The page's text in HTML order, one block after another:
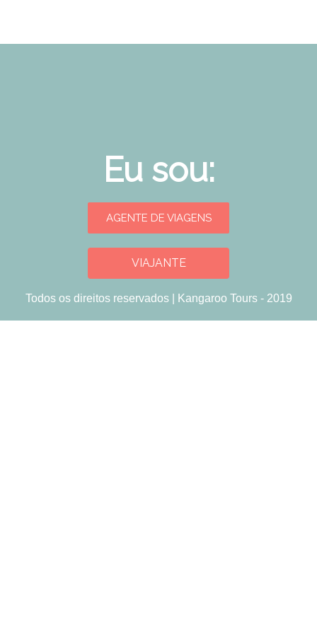
Eu sou:
AGENTE DE VIAGENS
VIAJANTE
Todos os direitos reservados | Kangaroo Tours - 2019